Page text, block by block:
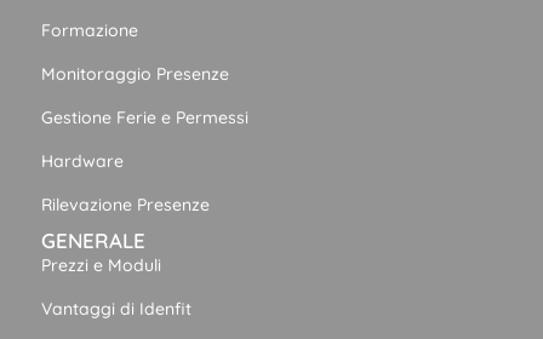
Formazione
Monitoraggio Presenze
Gestione Ferie e Permessi
Hardware
Rilevazione Presenze
GENERALE
Prezzi e Moduli
Vantaggi di Idenfit